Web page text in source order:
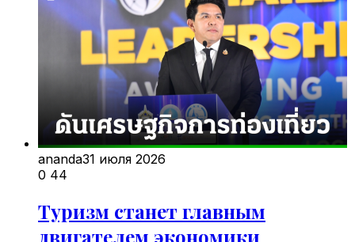
ananda31 июля 2026
0 44
Туризм станет главным
двигателем экономики